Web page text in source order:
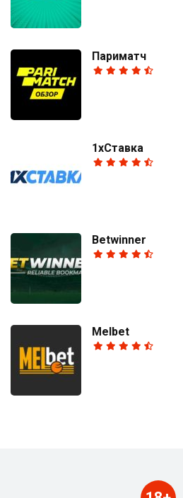
Париматч
1хСтавка
Betwinner
Melbet